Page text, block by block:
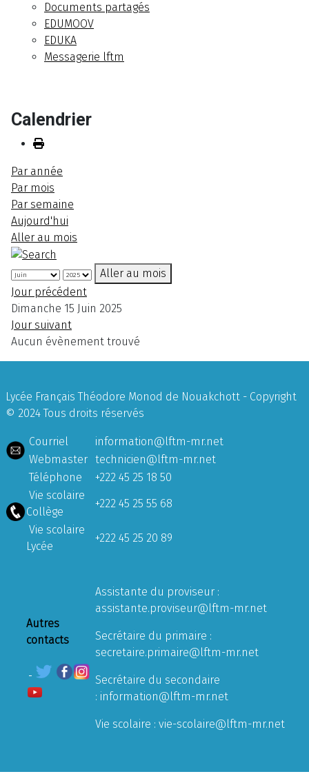
Documents partagés
EDUMOOV
EDUKA
Messagerie lftm
Calendrier
Par année
Par mois
Par semaine
Aujourd'hui
Aller au mois
Aller au mois
Jour précédent
Dimanche 15 Juin 2025
Jour suivant
Aucun évènement trouvé
Lycée Français Théodore Monod de Nouakchott - Copyright
© 2024 Tous droits réservés
Courriel
information@lftm-mr.net
Webmaster technicien@lftm-mr.net
Téléphone
+222 45 25 18 50
Vie scolaire
Collège
+222 45 25 55 68
Vie scolaire
Lycée
+222 45 25 20 89
Autres
contacts
Assistante du proviseur :
assistante.proviseur@lftm-mr.net
Secrétaire du primaire :
secretaire.primaire@lftm-mr.net
Secrétaire du secondaire
: information@lftm-mr.net
Vie scolaire : vie-scolaire@lftm-mr.net